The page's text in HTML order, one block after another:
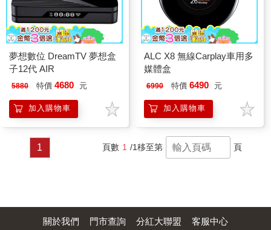
夢想數位 DreamTV 夢想盒
子12代 AIR
5880 特價 4680 元
加入購物車
ALC X8 無線Carplay車用多
媒體盒
6990 特價 6490 元
加入購物車
1 頁數 1 /1移至第 頁
關於我們 門市查詢 分紅大聯盟 客服中心